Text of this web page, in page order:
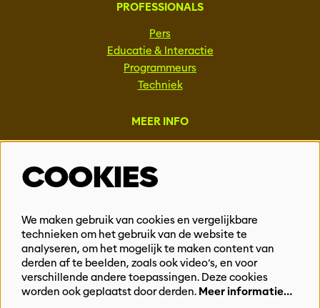
PROFESSIONALS
Pers
Educatie & Interactie
Programmeurs
Techniek
MEER INFO
Vacatures
Events & Partnerships
Privacy
BLIJF OP DE HOOGTE
COOKIES
We maken gebruik van cookies en vergelijkbare
technieken om het gebruik van de website te
analyseren, om het mogelijk te maken content van
derden af te beelden, zoals ook video’s, en voor
verschillende andere toepassingen. Deze cookies
worden ook geplaatst door derden. Meer informatie…